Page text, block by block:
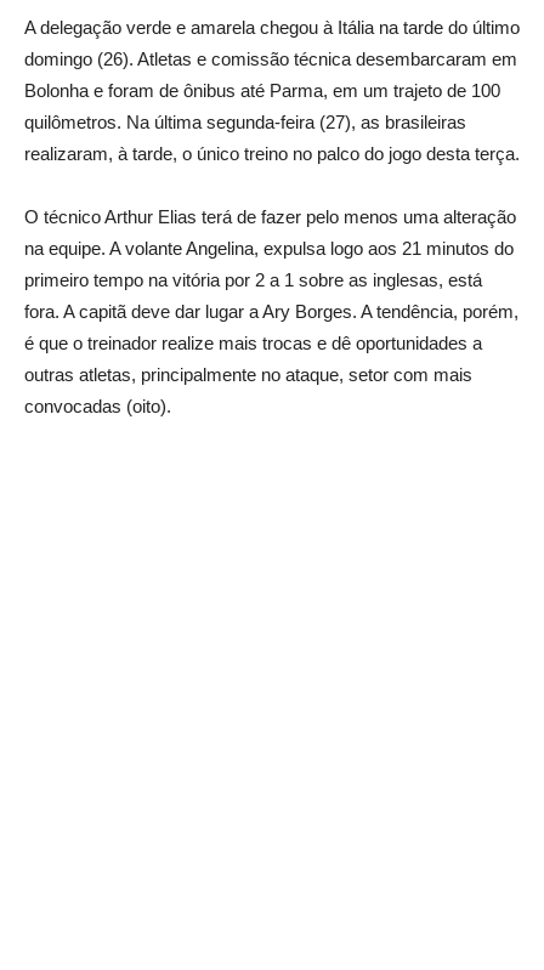
A delegação verde e amarela chegou à Itália na tarde do último
domingo (26). Atletas e comissão técnica desembarcaram em
Bolonha e foram de ônibus até Parma, em um trajeto de 100
quilômetros. Na última segunda-feira (27), as brasileiras
realizaram, à tarde, o único treino no palco do jogo desta terça.
O técnico Arthur Elias terá de fazer pelo menos uma alteração
na equipe. A volante Angelina, expulsa logo aos 21 minutos do
primeiro tempo na vitória por 2 a 1 sobre as inglesas, está
fora. A capitã deve dar lugar a Ary Borges. A tendência, porém,
é que o treinador realize mais trocas e dê oportunidades a
outras atletas, principalmente no ataque, setor com mais
convocadas (oito).